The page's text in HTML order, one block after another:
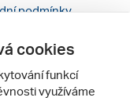
podmínky
cookies
cookies
funkcí
využíváme